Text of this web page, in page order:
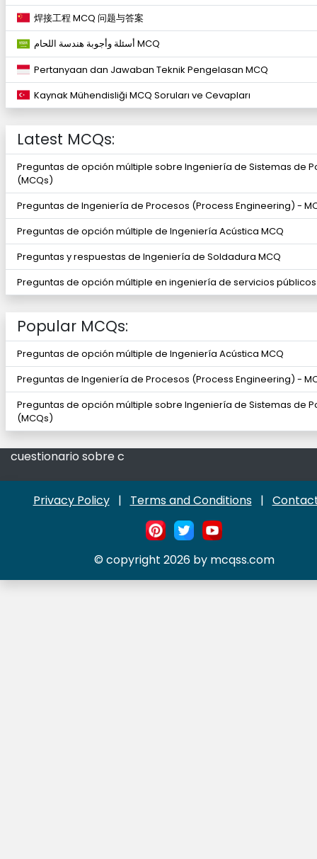
焊接工程 MCQ 问题与答案
أسئلة وأجوبة هندسة اللحام MCQ
Pertanyaan dan Jawaban Teknik Pengelasan MCQ
Kaynak Mühendisliği MCQ Soruları ve Cevapları
Latest MCQs:
Preguntas de opción múltiple sobre Ingeniería de Sistemas de
(MCQs)
Preguntas de Ingeniería de Procesos (Process Engineering) -
Preguntas de opción múltiple de Ingeniería Acústica MCQ
Preguntas y respuestas de Ingeniería de Soldadura MCQ
Preguntas de opción múltiple en ingeniería de servicios públicos
Popular MCQs:
Preguntas de opción múltiple de Ingeniería Acústica MCQ
Preguntas de Ingeniería de Procesos (Process Engineering) -
Preguntas de opción múltiple sobre Ingeniería de Sistemas de
(MCQs)
cuestionario sobre c
Privacy Policy | Terms and Conditions |
© copyright 2026 by mcqss.com